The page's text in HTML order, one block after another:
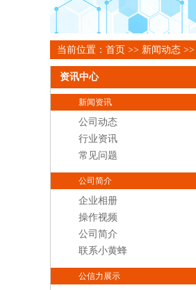
当前位置： 首页 >> 新闻动态 >>
资讯中心
新闻资讯
公司动态
行业资讯
常见问题
公司简介
企业相册
操作视频
公司简介
联系小黄蜂
公信力展示